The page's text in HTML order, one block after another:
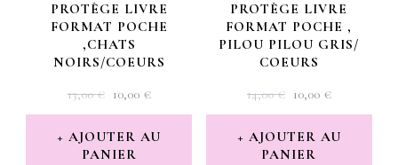
PROTÈGE LIVRE
FORMAT POCHE
,CHATS
NOIRS/COEURS
13,00€ LE
PRIX
INITIAL
ÉTAIT :
10,00 €LE
PRIX
ACTUEL
AJOUTER AU
PANIER
PROTÈGE LIVRE
FORMAT POCHE ,
PILOU PILOU GRIS/
COEURS
14,00€ LE
PRIX
INITIAL
ÉTAIT :
10,00 €LE
PRIX
ACTUEL
AJOUTER AU
PANIER